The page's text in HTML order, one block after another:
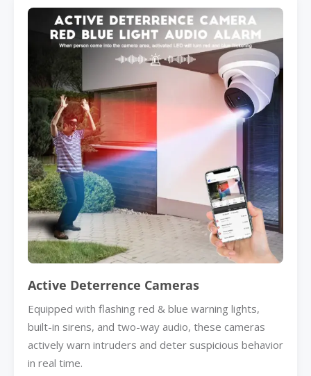
Active Deterrence Cameras
Equipped with flashing red & blue warning lights,
built-in sirens, and two-way audio, these cameras
actively warn intruders and deter suspicious behavior
in real time.